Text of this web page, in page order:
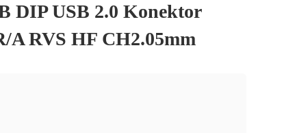
DIP USB 2.0 Konektor
A RVS HF CH2.05mm